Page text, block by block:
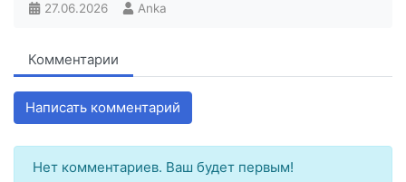
27.06.2026 Anka
Комментарии
Написать комментарий
Нет комментариев. Ваш будет первым!